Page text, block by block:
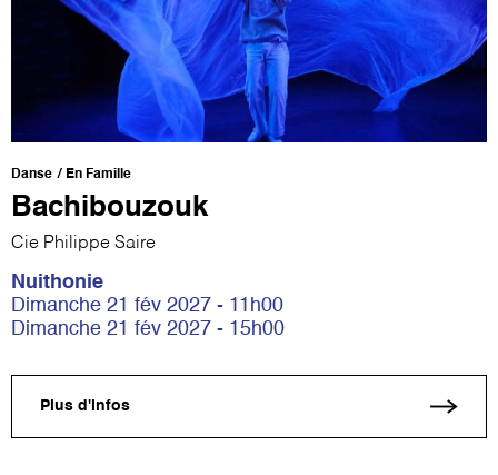
Danse En Famille
Bachibouzouk
Cie Philippe Saire
Nuithonie
Dimanche 21 fév 2027 - 11h00
Dimanche 21 fév 2027 - 15h00
Plus d'infos